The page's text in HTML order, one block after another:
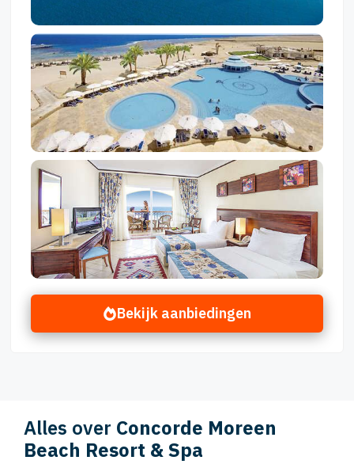
Bekijk aanbiedingen
Alles over Concorde Moreen
Beach Resort & Spa